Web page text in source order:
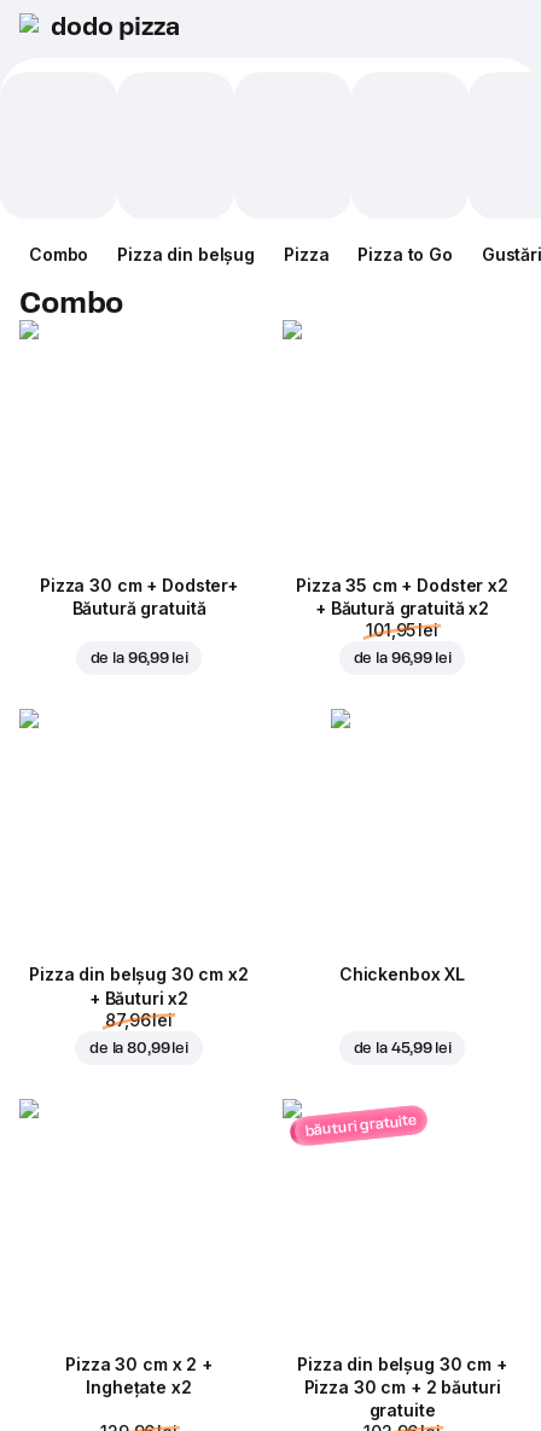
dodo pizza
Combo Pizza din belșug Pizza Pizza to Go Gustări
Combo
Pizza 30 cm + Dodster+
Băutură gratuită
de la 96,99 lei
Pizza 35 cm + Dodster x2
+ Băutură gratuită x2
101,95 lei
de la 96,99 lei
Pizza din belșug 30 cm x2
+ Băuturi x2
87,96 lei
de la80,99 lei
Chickenbox XL
de la 45,99 lei
Pizza 30 cm x 2 +
Inghețate x2
băuturi gratuite
Pizza din belșug 30 cm +
Pizza 30 cm + 2 băuturi
gratuite